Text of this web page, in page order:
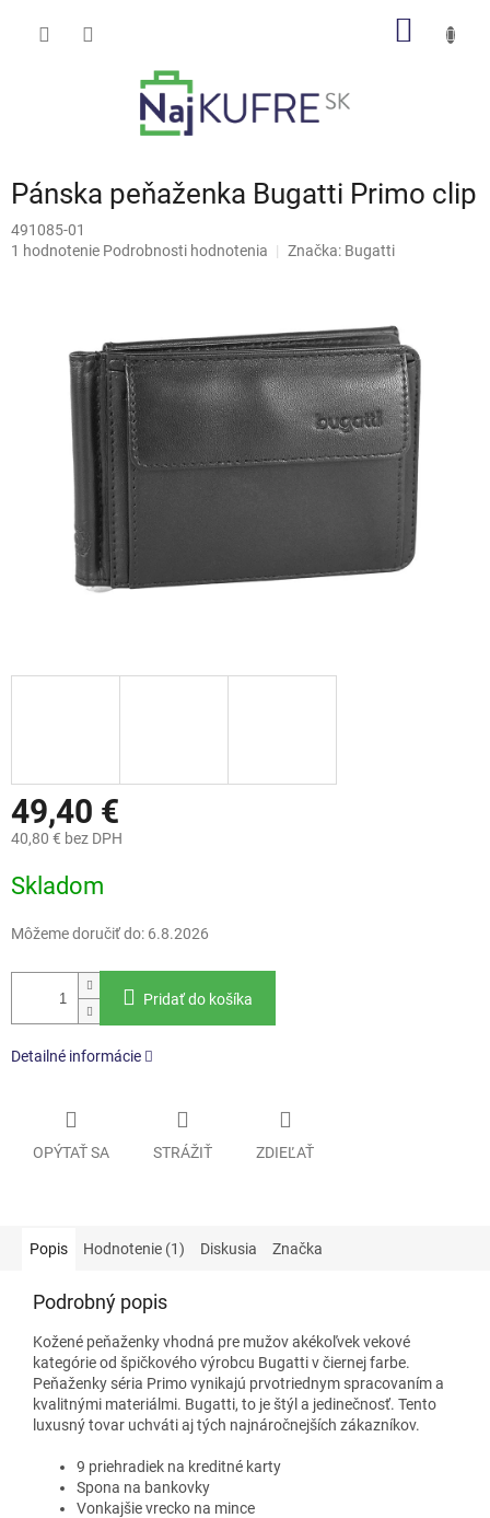
Pánska peňaženka Bugatti Primo clip
491085-01
Priemerné
hviezdičiek.
1 hodnotenie Podrobnosti hodnotenia Značka: Bugatti
49,40 €
40,80 € bez DPH
cena:
Skladom
Môžeme doručiť do: 6.8.2026
Pridať do košíka
Detailné informácie
OPÝTAŤ SA STRÁŽIŤ ZDIEĽAŤ
Popis Hodnotenie (1) Diskusia Značka
Podrobný popis
Kožené peňaženky vhodná pre mužov akékoľvek vekové
kategórie od špičkového výrobcu Bugatti v čiernej farbe.
Peňaženky séria Primo vynikajú prvotriednym spracovaním a
kvalitnými materiálmi. Bugatti, to je štýl a jedinečnosť. Tento
luxusný tovar uchváti aj tých najnáročnejších zákazníkov.
9 priehradiek na kreditné karty
Spona na bankovky
Vonkajšie vrecko na mince